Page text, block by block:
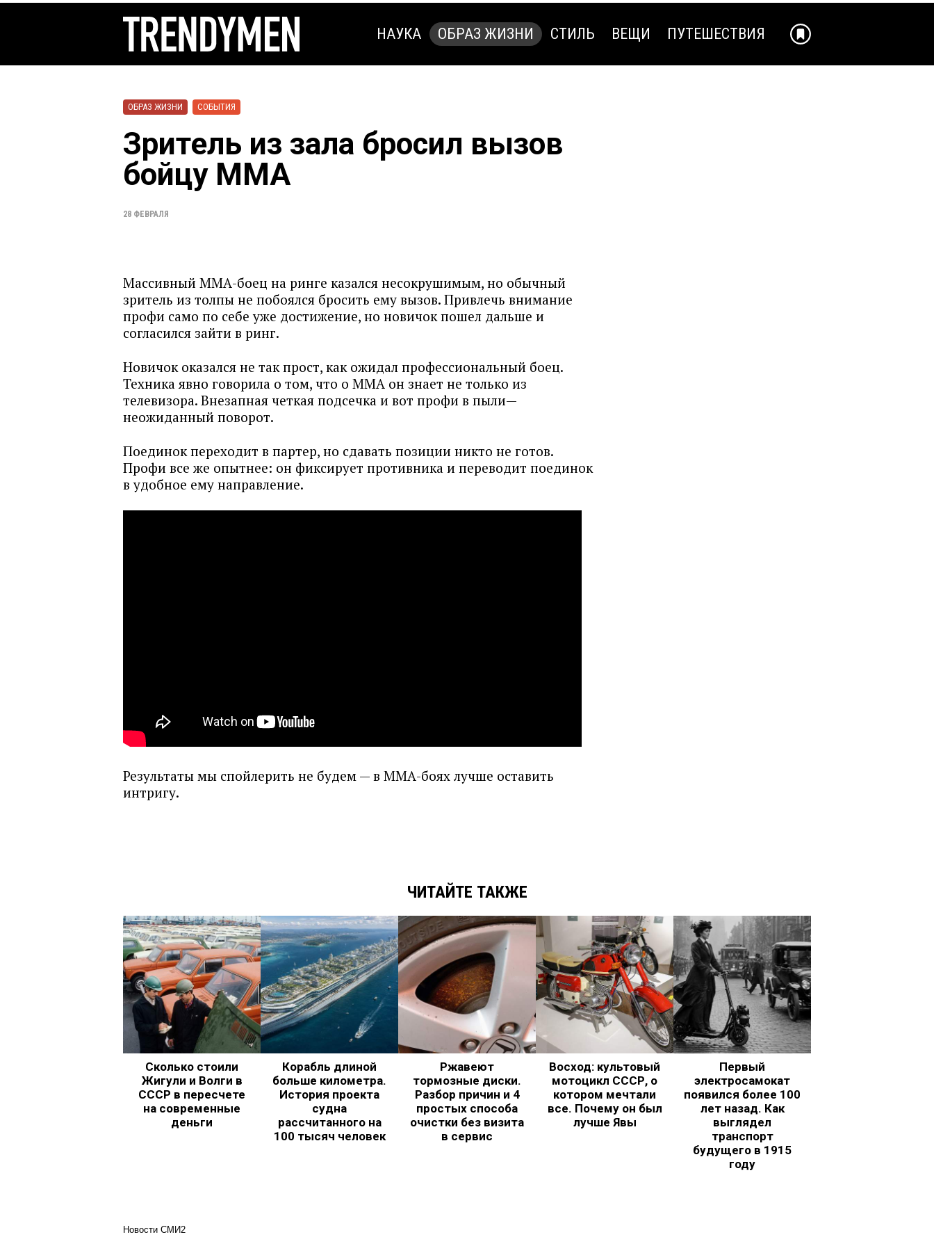
НАУКА ОБРАЗ ЖИЗНИ СТИЛЬ ВЕЩИ ПУТЕШЕСТВИЯ
ОБРАЗ ЖИЗНИ СОБЫТИЯ
Зритель из зала бросил вызов
бойцу ММА
28 ФЕВРАЛЯ
Массивный ММА-боец на ринге казался несокрушимым, но обычный
зритель из толпы не побоялся бросить ему вызов. Привлечь внимание
профи само по себе уже достижение, но новичок пошел дальше и
согласился зайти в ринг.
Новичок оказался не так прост, как ожидал профессиональный боец.
Техника явно говорила о том, что о ММА он знает не только из
телевизора. Внезапная четкая подсечка и вот профи в пыли—
неожиданный поворот.
Поединок переходит в партер, но сдавать позиции никто не готов.
Профи все же опытнее: он фиксирует противника и переводит поединок
в удобное ему направление.
Результаты мы спойлерить не будем — в ММА-боях лучше оставить
интригу.
ЧИТАЙТЕ ТАКЖЕ
Сколько стоили
Жигули и Волги в
СССР в пересчете
на современные
деньги
Корабль длиной
больше километра.
История проекта
судна
рассчитанного на
100 тысяч человек
Ржавеют
тормозные диски.
Разбор причин и 4
простых способа
очистки без визита
в сервис
Восход: культовый
мотоцикл СССР, о
котором мечтали
все. Почему он был
лучше Явы
Первый
электросамокат
появился более 100
лет назад. Как
выглядел
транспорт
будущего в 1915
году
Новости СМИ2